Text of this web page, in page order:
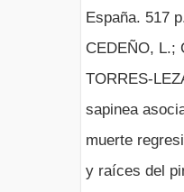
España. 517
CEDEÑO, L.;
TORRES-
sapinea
muerte
y raíces del